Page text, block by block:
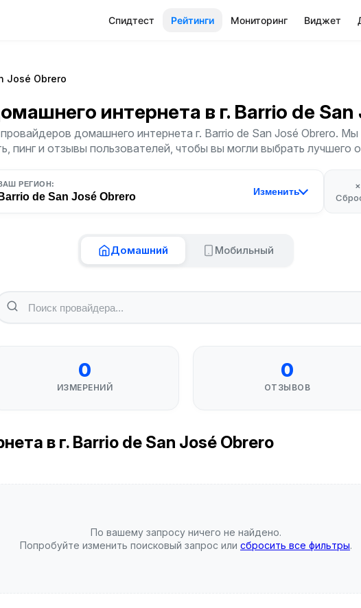
Спидтест Рейтинги Мониторинг Виджет
José Obrero
интернета в г. Barrio de
домашнего интернета г. Barrio de San José Obrero.
пинг и отзывы пользователей, чтобы вы могли выбрать лучшего
РЕГИОН:
Barrio de San José Obrero Изменить
×
Домашний Мобильный
0
ИЗМЕРЕНИЙ
0
ОТЗЫВОВ
в г. Barrio de San José Obrero
По вашему запросу ничего не найдено.
Попробуйте изменить поисковый запрос или сбросить все фильтры.